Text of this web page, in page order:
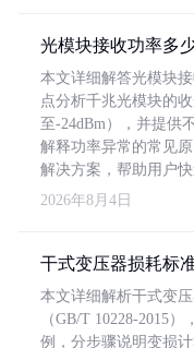
光模块接收功率多
本文详细解答光模块
点分析千兆光模块的
至-24dBm），并提供
解释功率异常的常见
解决方案，帮助用户
2026年8月4日
干式变压器损耗标
本文详细解析干式变
（GB/T 10228-2015
例，分步骤说明变损